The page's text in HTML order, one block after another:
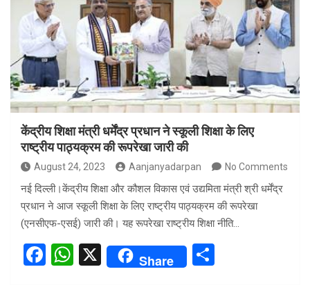
o
o
k
A
p
p
केंद्रीय शिक्षा मंत्री धर्मेंद्र प्रधान ने स्कूली शिक्षा के लिए
राष्ट्रीय पाठ्यक्रम की रूपरेखा जारी की
August 24, 2023 Aanjanyadarpan No Comments
नई दिल्ली।केंद्रीय शिक्षा और कौशल विकास एवं उद्यमिता मंत्री श्री धर्मेंद्र
प्रधान ने आज स्कूली शिक्षा के लिए राष्ट्रीय पाठ्यक्रम की रूपरेखा
(एनसीएफ-एसई) जारी की। यह रूपरेखा राष्ट्रीय शिक्षा नीति…
F
W X Share